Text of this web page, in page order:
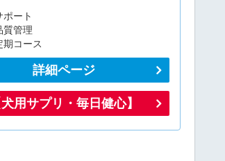
ート
管理
コース
詳細ページ
犬用サプリ・毎日健心】